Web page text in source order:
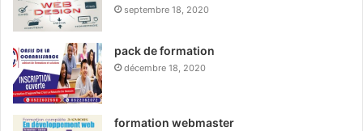
septembre 18, 2020
pack de formation
décembre 18, 2020
formation webmaster